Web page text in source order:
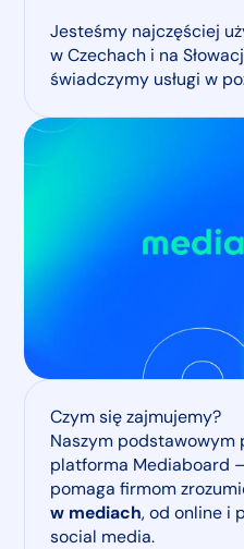
Jesteśmy najczęściej
w Czechach i na
świadczymy usługi w
Czym się zajmujemy?
Naszym podstawowym
platforma Mediaboard
pomaga firmom
w mediach, od online i
social media.